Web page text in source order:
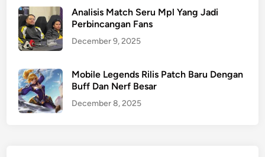
Analisis Match Seru Mpl Yang Jadi
Perbincangan Fans
December 9, 2025
Mobile Legends Rilis Patch Baru Dengan
Buff Dan Nerf Besar
December 8, 2025